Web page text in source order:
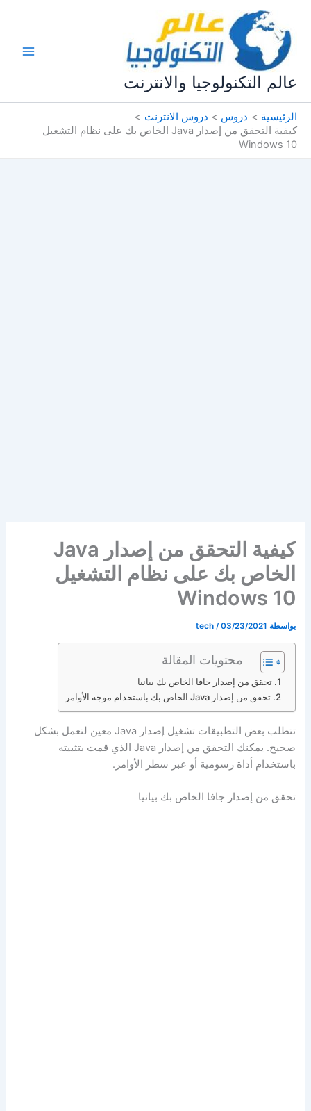
المحتوى
عالم التكنولوجيا والانترنت
الرئيسية دروس
دروس الانترنت
كيفية التحقق من إصدار Java الخاص بك على نظام التشغيل
Windows 10
كيفية التحقق من إصدار Java
الخاص بك على نظام التشغيل
Windows 10
بواسطة tech /03/23/2021
محتويات المقالة
تحقق من إصدار جافا الخاص بك بيانيا
تحقق من إصدار Java الخاص بك باستخدام موجه الأوامر
تتطلب بعض التطبيقات تشغيل إصدار Java معين لتعمل بشكل
صحيح. يمكنك التحقق من إصدار Java الذي قمت بتثبيته
باستخدام أداة رسومية أو عبر سطر الأوامر.
تحقق من إصدار جافا الخاص بك بيانيا